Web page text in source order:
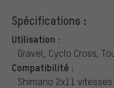
Spécifications :
Utilisation :
Gravel, Cyclo Cross,
Compatibilité :
Shimano 2x11 vitesses